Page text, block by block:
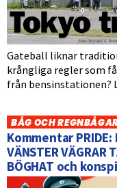
Gateball liknar
krångliga regler som
från bensinstationen?
BÅG OCH
Kommentar
VÄNSTER VÄGRAR
BÖGHAT och